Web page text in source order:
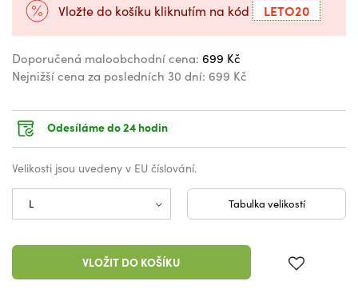
Vložte do košíku kliknutím na kód LETO20
Doporučená maloobchodní cena: 699 Kč
Nejnižší cena za posledních 30 dní: 699 Kč
Odesíláme do 24 hodin
Velikosti jsou uvedeny v EU číslování.
Tabulka velikostí
VLOŽIT DO KOŠÍKU